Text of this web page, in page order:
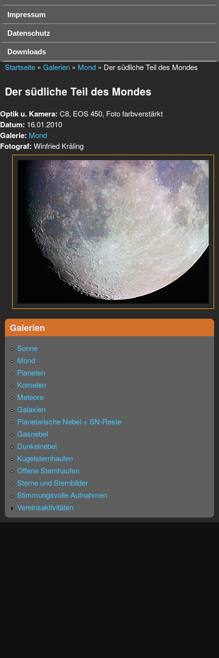
Impressum
Datenschutz
Downloads
Startseite » Galerien » Mond » Der südliche Teil des Mondes
Der südliche Teil des Mondes
Optik u. Kamera: C8, EOS 450, Foto farbverstärkt
Datum: 16.01.2010
Galerie: Mond
Fotograf: Winfried Kräling
Galerien
Sonne
Mond
Planeten
Kometen
Meteore
Galaxien
Planetarische Nebel + SN-Reste
Gasnebel
Dunkelnebel
Kugelsternhaufen
Offene Sternhaufen
Sterne und Sternbilder
Stimmungsvolle Aufnahmen
Vereinsaktivitäten